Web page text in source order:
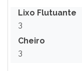
Lixo Flutuante
3
Cheiro
3